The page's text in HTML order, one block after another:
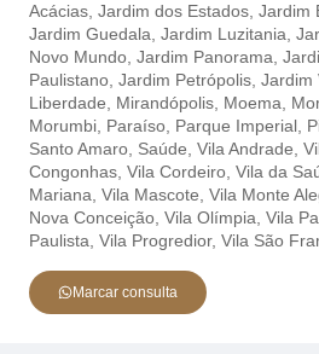
Acácias, Jardim dos Estados, Jardim
Jardim Guedala, Jardim Luzitania,
Novo Mundo, Jardim Panorama,
Paulistano, Jardim Petrópolis, Jardim
Liberdade, Mirandópolis, Moema,
Morumbi, Paraíso, Parque Imperial,
Santo Amaro, Saúde, Vila Andrade,
Congonhas, Vila Cordeiro, Vila da
Mariana, Vila Mascote, Vila Monte
Nova Conceição, Vila Olímpia, Vila
Paulista, Vila Progredior, Vila São
Marcar consulta